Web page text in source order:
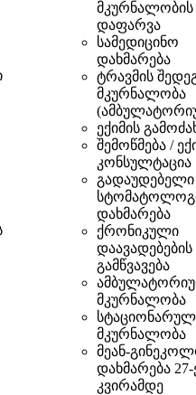
მკურნალობის
დაფარვა
სამედიცინო
დახმარება
ტრავმის
მკურნალობა
ექიმის
შემოწმება /
კონსულტაცია
გადაუდებელი
დახმარება
ქრონიკული
დაავადებების
გამწვავება
მკურნალობა
მკურნალობა
მეან-
დახმარება 27-
კვირამდე